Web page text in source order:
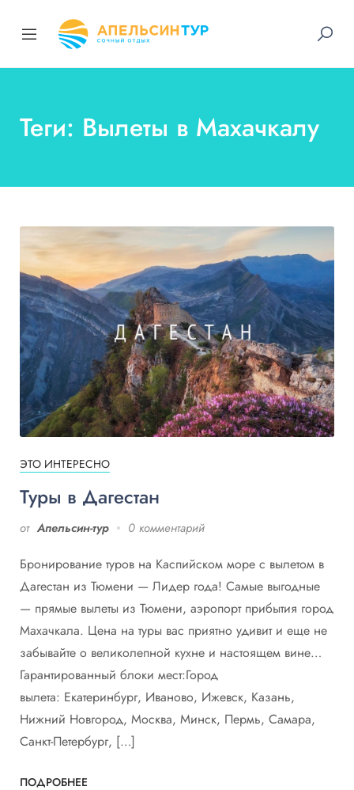
Теги: Вылеты в Махачкалу
ЭТО ИНТЕРЕСНО
Туры в Дагестан
от Апельсин-тур 0 комментарий
Бронирование туров на Каспийском море с вылетом в
Дагестан из Тюмени — Лидер года! Самые выгодные
— прямые вылеты из Тюмени, аэропорт прибытия город
Махачкала. Цена на туры вас приятно удивит и еще не
забывайте о великолепной кухне и настоящем вине…
Гарантированный блоки мест:Город
вылета: Екатеринбург, Иваново, Ижевск, Казань,
Нижний Новгород, Москва, Минск, Пермь, Самара,
Санкт-Петербург, […]
ПОДРОБНЕЕ